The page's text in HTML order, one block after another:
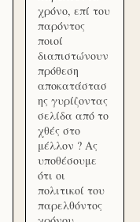
χρόνο, επί του
παρόντος
ποιοί
διαπιστώνουν
πρόθεση
αποκατάστασ
ης γυρίζοντας
σελίδα από το
χθές στο
μέλλον ? Ας
υποθέσουμε
ότι οι
πολιτικοί του
παρελθόντος